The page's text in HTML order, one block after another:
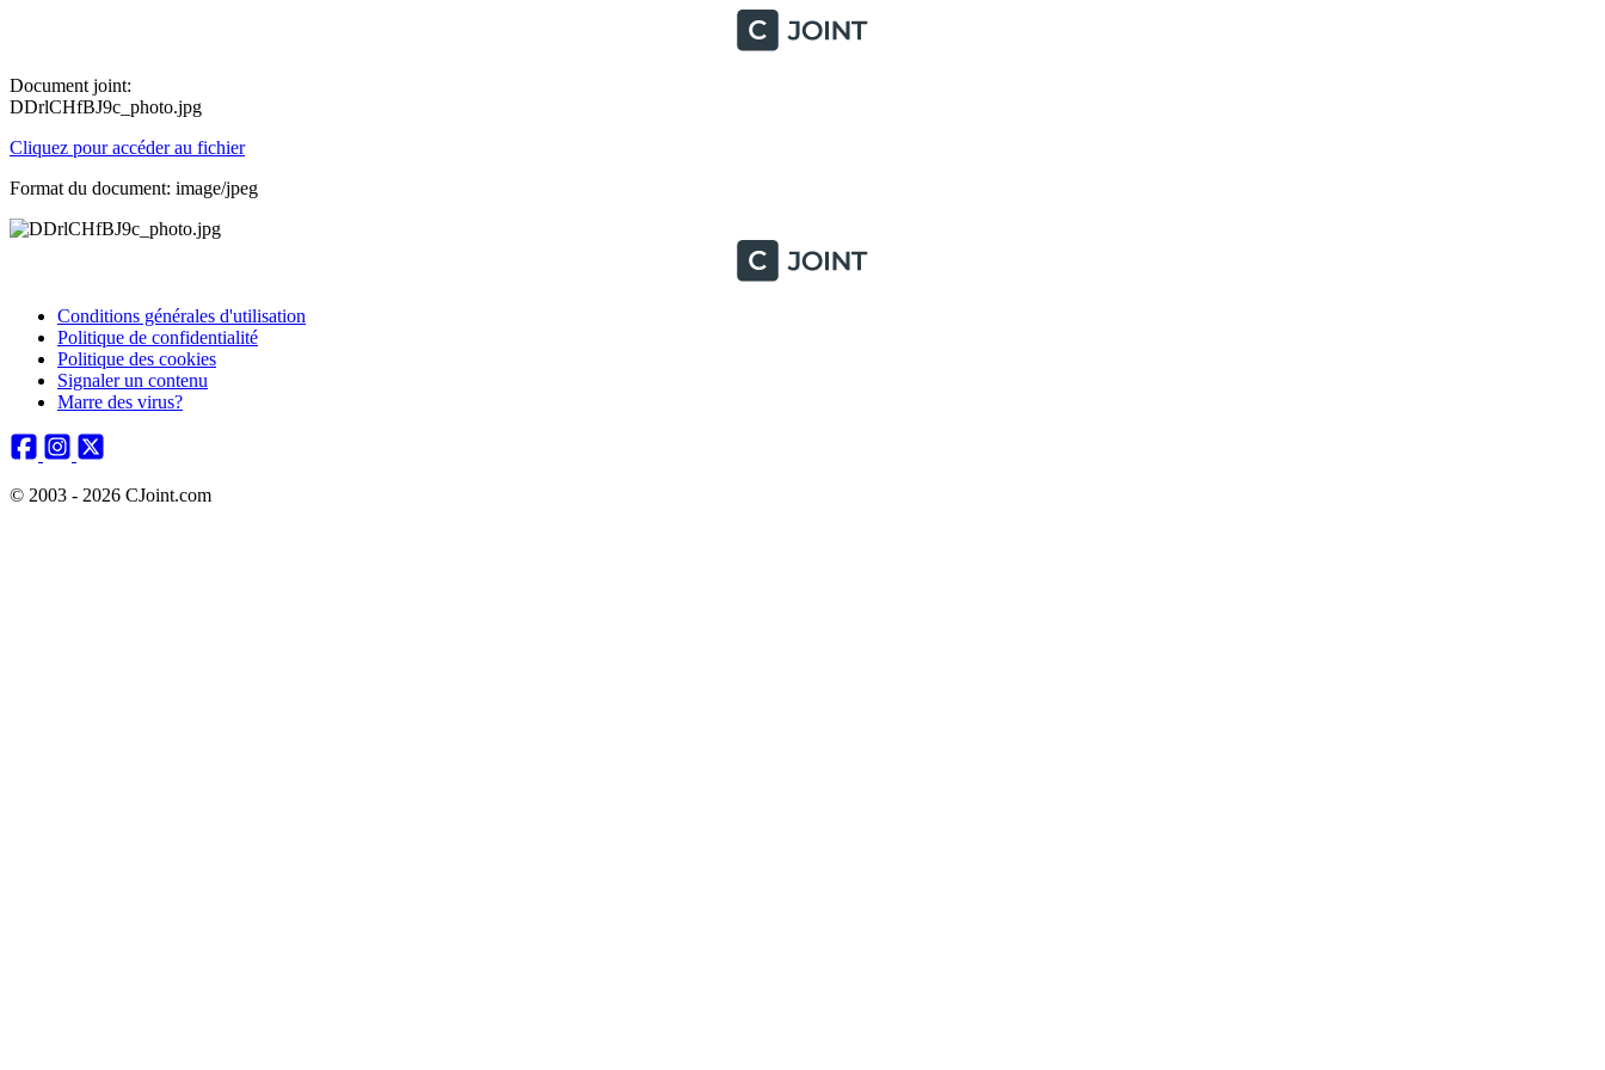
Document joint:
DDrlCHfBJ9c_photo.jpg
Cliquez pour accéder au fichier
Format du document: image/jpeg
Conditions générales d'utilisation
Politique de confidentialité
Politique des cookies
Signaler un contenu
Marre des virus?
© 2003 - 2026 CJoint.com